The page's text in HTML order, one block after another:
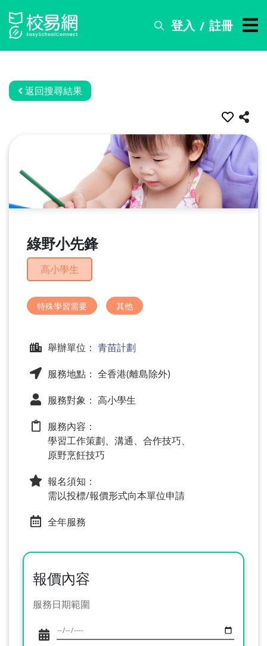
登入 / 註冊
搜
務
我
返回搜尋結果
綠野小先鋒
高小學生
特殊學習需要 其他
舉辦單位： 青苗計劃
服務地點： 全香港(離島除外)
服務對象： 高小學生
服務內容：
學習工作策劃、溝通、合作技巧、
原野烹飪技巧
報名須知：
需以投標/報價形式向本單位申請
全年服務
報價內容
服務日期範圍